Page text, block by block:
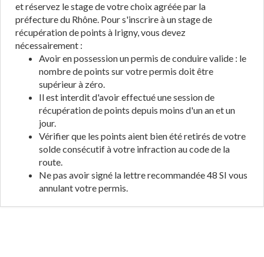
et réservez le stage de votre choix agréée par la
préfecture du Rhône. Pour s'inscrire à un stage de
récupération de points à Irigny, vous devez
nécessairement :
Avoir en possession un permis de conduire valide : le
nombre de points sur votre permis doit être
supérieur à zéro.
Il est interdit d'avoir effectué une session de
récupération de points depuis moins d'un an et un
jour.
Vérifier que les points aient bien été retirés de votre
solde consécutif à votre infraction au code de la
route.
Ne pas avoir signé la lettre recommandée 48 SI vous
annulant votre permis.